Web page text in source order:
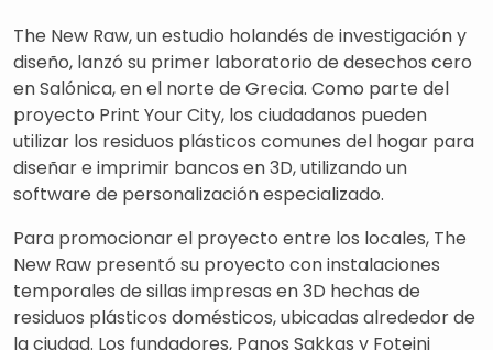
The New Raw, un estudio holandés de investigación y
diseño, lanzó su primer laboratorio de desechos cero
en Salónica, en el norte de Grecia. Como parte del
proyecto Print Your City, los ciudadanos pueden
utilizar los residuos plásticos comunes del hogar para
diseñar e imprimir bancos en 3D, utilizando un
software de personalización especializado.
Para promocionar el proyecto entre los locales, The
New Raw presentó su proyecto con instalaciones
temporales de sillas impresas en 3D hechas de
residuos plásticos domésticos, ubicadas alrededor de
la ciudad. Los fundadores, Panos Sakkas y Foteini